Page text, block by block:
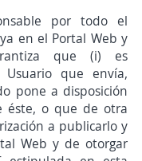
por todo el
en el Portal Web y
que (i) es
que envía,
pone a disposición
éste, o que de otra
a publicarlo y
Web y de otorgar